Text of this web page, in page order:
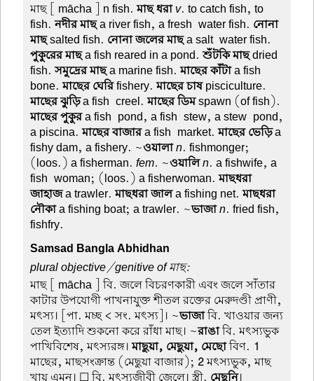
মাছ [ mācha ] n fish.মাছ ধরা v. to catch fish, to
fish.নদীর মাছa river fish, a fresh-water fish. নোনা
মাছsalted fish. নোনা জলের মাছa salt-water fish.
পুকুরের মাছa fish reared in a pond.শুঁটকি মাছdried
fish.সমুদ্রের মাছa marine fish.মাছের কাঁটাa fish-
bone.মাছের ঘেরিfishery.মাছের চাষpisciculture.
মাছের ঝুড়িa fish-creel.মাছের ডিমspawn (of fish).
মাছের পুকুরa fish-pond, a fish-stew, a stew-pond,
a piscina.মাছের বাজারa fish-market.মাছের ভেড়িa
fishy dam, a fishery. ~ওয়ালাn. fishmonger;
(loos.) a fisherman.fem. ~ওয়ালিn. a fishwife, a
fish-woman; (loos.) a fisherwoman.মাছধরা
জাহাজa trawler.মাছধরা জালa fishing net.মাছধরা
নৌকাa fishing boat; a trawler. ~ভাজাn. fried fish,
fishfry.
Samsad Bangla Abhidhan
plural objective/genitive of মাছ:
মাছ [ mācha ] বি. জলে বিচরণকারী এবং জলে সাঁতার
কাটার উপযোগী পাখনাযুক্ত শীতল রক্তের মেরুদণ্ডী প্রাণী,
মৎস্য। [পা. মচ্ছ < সং. মৎস্য]। ~ভাজাবি. খাওয়ার জন্য
তেল ইত্যাদি শুকনো করে রাঁধা মাছ। ~রাঙাবি. মৎস্যভুক
পাখিবিশেষ, মৎস্যরঙ্গ।মাছুয়া, মেছুয়া, মেছোবিণ. 1
মাছের, মাছসংক্রান্ত (মেছুয়া বাজার); 2মৎস্যভুক, মাছ
খায় এমন। ☐ বি. মৎস্যজীবী জেলে। স্ত্রী. মেছুনি।